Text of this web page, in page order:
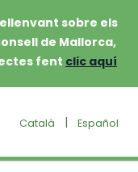
sobre els
de Mallorca,
fent clic aquí
Català | Español